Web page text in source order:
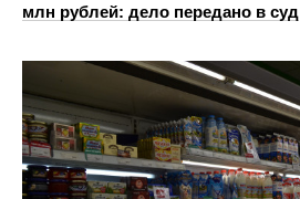
млн рублей: дело передано в суд